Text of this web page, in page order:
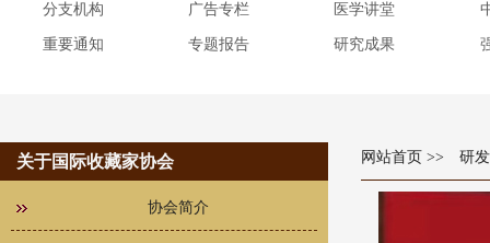
分支机构 广告专栏 医学讲堂
重要通知 专题报告 研究成果
关于国际收藏家协会
协会简介
网站首页 >> 研发